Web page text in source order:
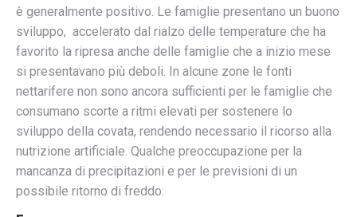
è generalmente positivo. Le famiglie presentano un buono
sviluppo, accelerato dal rialzo delle temperature che ha
favorito la ripresa anche delle famiglie che a inizio mese
si presentavano più deboli. In alcune zone le fonti
nettarifere non sono ancora sufficienti per le famiglie che
consumano scorte a ritmi elevati per sostenere lo
sviluppo della covata, rendendo necessario il ricorso alla
nutrizione artificiale. Qualche preoccupazione per la
mancanza di precipitazioni e per le previsioni di un
possibile ritorno di freddo.